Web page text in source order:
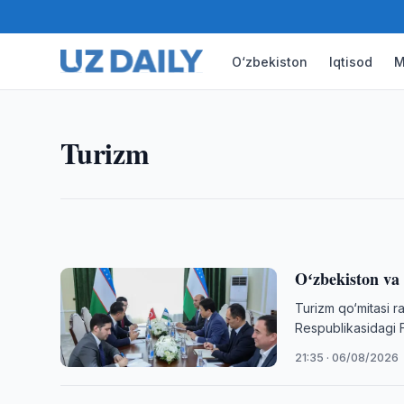
O‘zbekiston Iqtisod
Turizm
TURIZM
Oʻzbekiston va Loong Air
“Loong Air” aviakompaniyasi vakillari bilan
Oʻzbekiston
Turizm qo‘mitasi
Respublikasidagi
21:35 · 06/08/2026